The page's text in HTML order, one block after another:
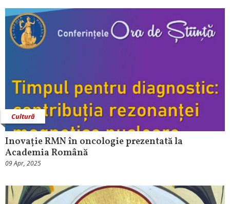
Cultură
Inovație RMN în oncologie prezentată la
Academia Română
09 Apr, 2025